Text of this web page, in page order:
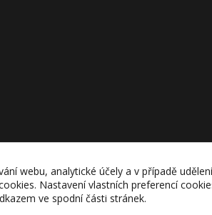
Upravit sběr cookies.
webu, analytické účely a v případě
Nastavení vlastních preferencí
ve spodní části stránek.